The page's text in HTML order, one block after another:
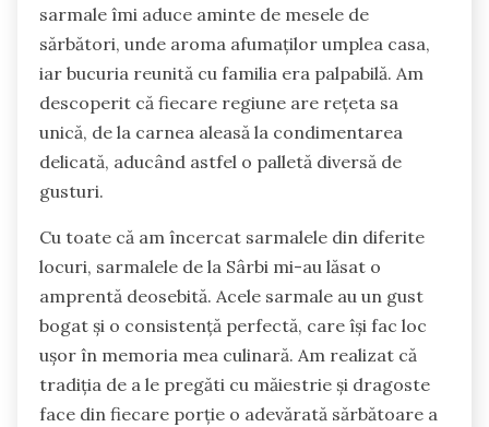
sarmale îmi aduce aminte de mesele de
sărbători, unde aroma afumaților umplea casa,
iar bucuria reunită cu familia era palpabilă. Am
descoperit că fiecare regiune are rețeta sa
unică, de la carnea aleasă la condimentarea
delicată, aducând astfel o palletă diversă de
gusturi.
Cu toate că am încercat sarmalele din diferite
locuri, sarmalele de la Sârbi mi-au lăsat o
amprentă deosebită. Acele sarmale au un gust
bogat și o consistență perfectă, care își fac loc
ușor în memoria mea culinară. Am realizat că
tradiția de a le pregăti cu măiestrie și dragoste
face din fiecare porție o adevărată sărbătoare a